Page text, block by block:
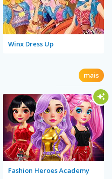
Winx Dress Up
mais
Fashion Heroes Academy